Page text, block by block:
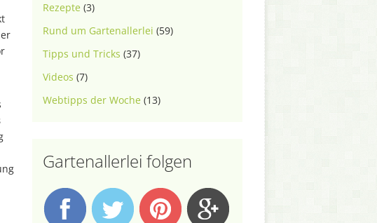
Rezepte (3)
Rund um Gartenallerlei (59)
Tipps und Tricks (37)
Videos (7)
Webtipps der Woche (13)
Gartenallerlei folgen